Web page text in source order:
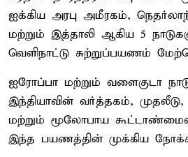
ஐக்கிய அரபு அமீரகம்,
மற்றும் இத்தாலி ஆகிய 5
வெளிநாட்டு சுற்றுப்பயணம்
ஐரோப்பா மற்றும் வளைகுடா
இந்தியாவின் வர்த்தகம்,
மற்றும் மூலோபாய
இந்த பயணத்தின் முக்கிய